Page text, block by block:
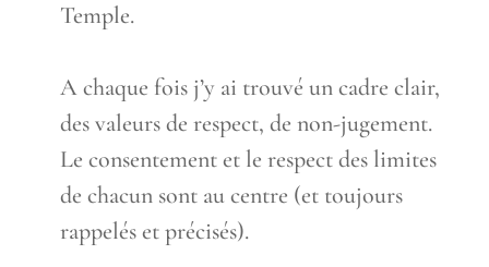
Temple.
A chaque fois j’y ai trouvé un cadre clair,
des valeurs de respect, de non-jugement.
Le consentement et le respect des limites
de chacun sont au centre (et toujours
rappelés et précisés).